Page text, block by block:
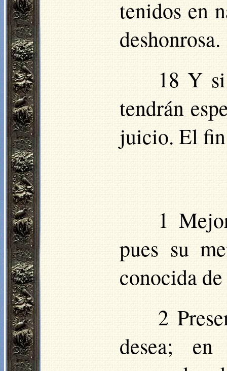
tenidos en
deshonrosa.
18 Y
tendrán
juicio. El
1
pues su
conocida
2
desea;